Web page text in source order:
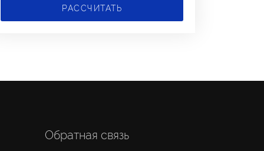
РАССЧИТАТЬ
Обратная связь